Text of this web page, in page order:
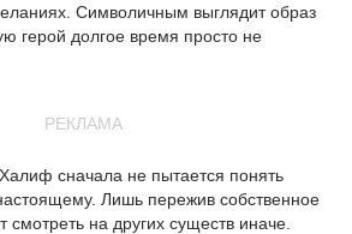
Символичным выглядит образ
герой долгое время просто не
РЕКЛАМА
сначала не пытается понять
Лишь пережив собственное
смотреть на других существ иначе.